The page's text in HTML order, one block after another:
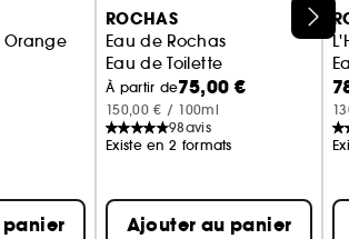
produits
Orange
le corps
ROCHAS
Eau de Rochas
Eau de Toilette
À partir de75,00 €
150,00 € / 100ml
98avis
Existe en 2 formats
Ajouter au panier